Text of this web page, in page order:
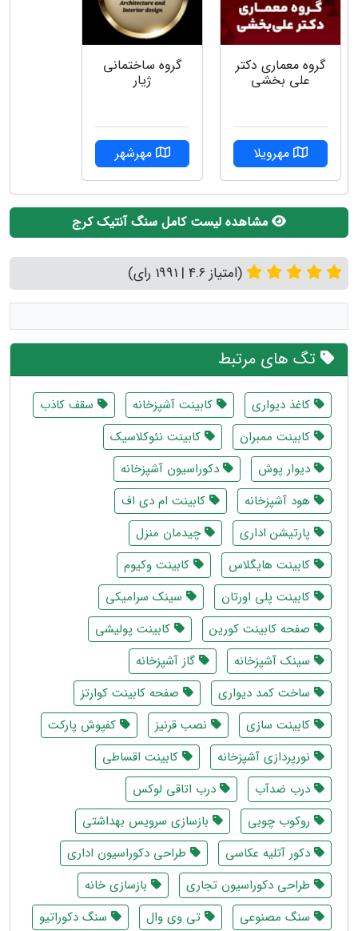
گروه معماری دکتر
علی بخشی
مهرویلا
گروه ساختمانی
ژیار
مهرشهر
مشاهده لیست کامل سنگ آنتیک کرج
(امتیاز 4.6 | 1991 رای)
تگ های مرتبط
کاغذ دیواری کابینت آشپزخانه
سقف کاذب
کابینت ممبران
کابینت نئوکلاسیک
دیوار پوش
دکوراسیون آشپزخانه
هود آشپزخانه
کابینت ام دی اف
پارتیشن اداری
چیدمان منزل
کابینت هایگلاس
کابینت وکیوم
کابینت پلی اورتان
سینک سرامیکی
صفحه کابینت کورین
کابینت پولیشی
سینک آشپزخانه
گاز آشپزخانه
ساخت کمد دیواری
صفحه کابینت کوارتز
کابینت سازی
نصب قرنیز
کفپوش پارکت
نورپردازی آشپزخانه
کابینت اقساطی
درب ضدآب
درب اتاقی لوکس
روکوب چوبی
بازسازی سرویس بهداشتی
دکور آتلیه عکاسی
طراحی دکوراسیون اداری
طراحی دکوراسیون تجاری
بازسازی خانه
سنگ مصنوعی
تی وی وال
سنگ دکوراتیو